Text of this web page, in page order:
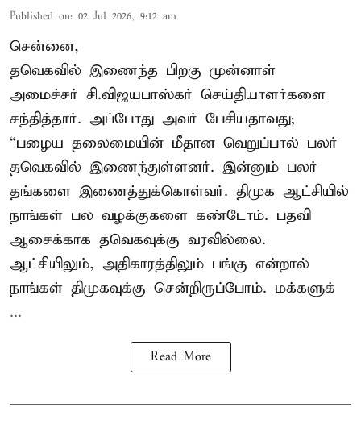
Published on: 02 Jul 2026, 9:12 am
சென்னை,
தவெகவில் இணைந்த பிறகு முன்னாள்
அமைச்சர் சி.விஜயபாஸ்கர் செய்தியாளர்களை
சந்தித்தார். அப்போது அவர் பேசியதாவது;
“பழைய தலைமையின் மீதான வெறுப்பால் பலர்
தவெகவில் இணைந்துள்ளனர். இன்னும் பலர்
தங்களை இணைத்துக்கொள்வர். திமுக ஆட்சியில்
நாங்கள் பல வழக்குகளை கண்டோம். பதவி
ஆசைக்காக தவெகவுக்கு வரவில்லை.
ஆட்சியிலும், அதிகாரத்திலும் பங்கு என்றால்
நாங்கள் திமுகவுக்கு சென்றிருப்போம். மக்களுக்
...
Read More